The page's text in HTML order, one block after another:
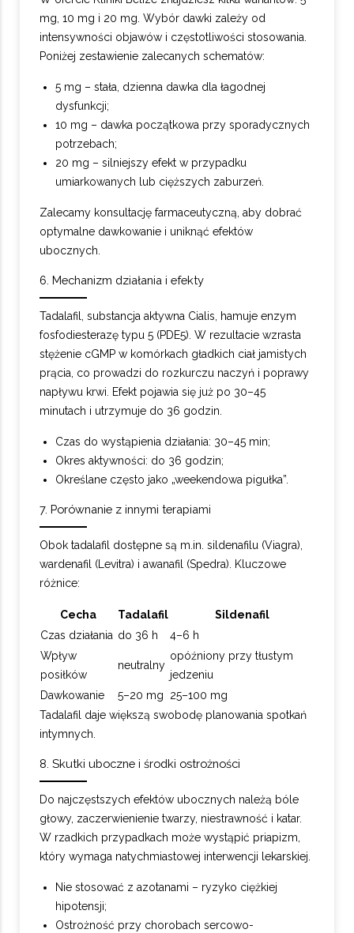
mg, 10 mg i 20 mg. Wybór dawki zależy od
intensywności objawów i częstotliwości stosowania.
Poniżej zestawienie zalecanych schematów:
5 mg – stała, dzienna dawka dla łagodnej
dysfunkcji;
10 mg – dawka początkowa przy sporadycznych
potrzebach;
20 mg – silniejszy efekt w przypadku
umiarkowanych lub cięższych zaburzeń.
Zalecamy konsultację farmaceutyczną, aby dobrać
optymalne dawkowanie i uniknąć efektów
ubocznych.
6. Mechanizm działania i efekty
Tadalafil, substancja aktywna Cialis, hamuje enzym
fosfodiesterazę typu 5 (PDE5). W rezultacie wzrasta
stężenie cGMP w komórkach gładkich ciał jamistych
prącia, co prowadzi do rozkurczu naczyń i poprawy
napływu krwi. Efekt pojawia się już po 30–45
minutach i utrzymuje do 36 godzin.
Czas do wystąpienia działania: 30–45 min;
Okres aktywności: do 36 godzin;
Określane często jako „weekendowa pigułka”.
7. Porównanie z innymi terapiami
Obok tadalafil dostępne są m.in. sildenafilu (Viagra),
wardenafil (Levitra) i awanafil (Spedra). Kluczowe
różnice:
Cecha Tadalafil
Sildenafil
Czas działania do 36 h
4–6 h
Wpływ
posiłków
neutralny
opóźniony przy tłustym
jedzeniu
Dawkowanie
5–20 mg
25–100 mg
Tadalafil daje większą swobodę planowania spotkań
intymnych.
8. Skutki uboczne i środki ostrożności
Do najczęstszych efektów ubocznych należą bóle
głowy, zaczerwienienie twarzy, niestrawność i katar.
W rzadkich przypadkach może wystąpić priapizm,
który wymaga natychmiastowej interwencji lekarskiej.
Nie stosować z azotanami – ryzyko ciężkiej
hipotensji;
Ostrożność przy chorobach sercowo-